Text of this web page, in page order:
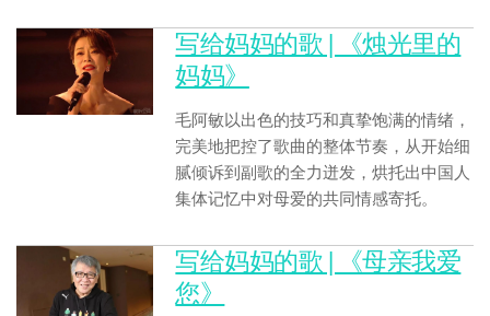
写给妈妈的歌 | 《烛光里的
妈妈》
毛阿敏以出色的技巧和真挚饱满的情绪，
完美地把控了歌曲的整体节奏，从开始细
腻倾诉到副歌的全力迸发，烘托出中国人
集体记忆中对母爱的共同情感寄托。
写给妈妈的歌 | 《母亲我爱
您》